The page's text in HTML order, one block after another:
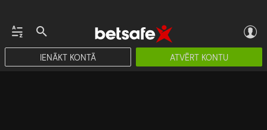
IENĀKT KONTĀ ATVĒRT KONTU